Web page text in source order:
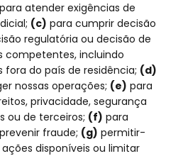
para atender exigências de
(c) para cumprir decisão
regulatória ou decisão de
competentes, incluindo
fora do país de residência; (d)
nossas operações; (e) para
privacidade, segurança
ou de terceiros; (f) para
fraude; (g) permitir-
ações disponíveis ou limitar